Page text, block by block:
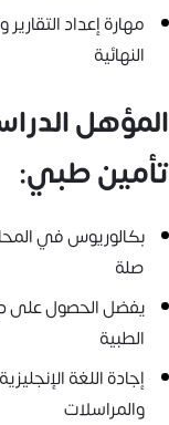
مهارة إعداد
النهائية
المؤهل
تأمين طبي:
بكالوريوس في
صلة
يفضل الحصول على
الطبية
إجادة اللغة
والمراسلات